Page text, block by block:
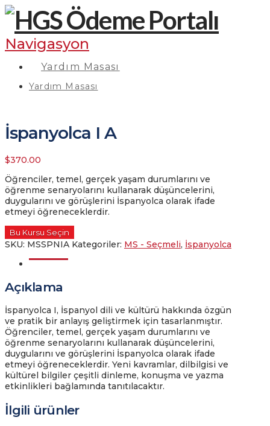
Navigasyon
Yardım Masası
Yardım Masası
İspanyolca I A
$370.00
Öğrenciler, temel, gerçek yaşam durumlarını ve
öğrenme senaryolarını kullanarak düşüncelerini,
duygularını ve görüşlerini İspanyolca olarak ifade
etmeyi öğreneceklerdir.
Bu Kursu Seçin
SKU: MSSPNIA Kategoriler: MS - Seçmeli, İspanyolca
Açıklama
Açıklama
İspanyolca I, İspanyol dili ve kültürü hakkında özgün
ve pratik bir anlayış geliştirmek için tasarlanmıştır.
Öğrenciler, temel, gerçek yaşam durumlarını ve
öğrenme senaryolarını kullanarak düşüncelerini,
duygularını ve görüşlerini İspanyolca olarak ifade
etmeyi öğreneceklerdir. Yeni kavramlar, dilbilgisi ve
kültürel bilgiler çeşitli dinleme, konuşma ve yazma
etkinlikleri bağlamında tanıtılacaktır.
İlgili ürünler